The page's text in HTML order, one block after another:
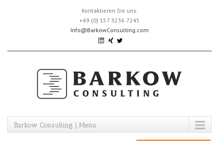
Kontaktieren Sie uns:
+49 (0) 157 3236 7245
Info@BarkowConsulting.com
Barkow Consulting | Menu